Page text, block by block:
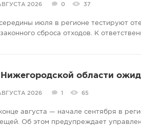
2026 0 37
июля в регионе тестируют
сброса отходов. К
Нижегородской области
2026 1 65
августа — начале сентября в
Об этом предупреждает